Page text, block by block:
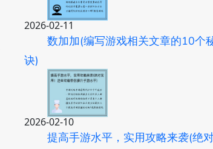
2026-02-11
数加加(编写游戏相关文章的10个
诀)
2026-02-10
提高手游水平，实用攻略来袭(绝